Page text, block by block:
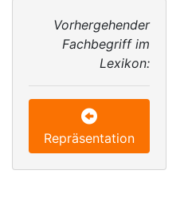
Vorhergehender
Fachbegriff im
Lexikon:
Repräsentation